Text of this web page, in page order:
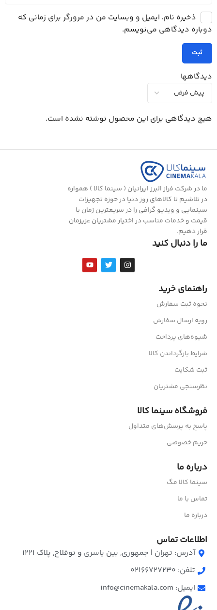
دیدگاهها
هیچ دیدگاهی برای این محصول نوشته نشده است.
ذخیره نام، ایمیل و وبسایت من در مرورگر برای زمانی که
دوباره دیدگاهی می‌نویسم.
ما در شرکت فراز البرز ایرانیان ( سینما کالا ) همواره
در تلاشیم تا کالاهای روز دنیا در حوزه تجهیزات
سینمایی و ویدیو گرافی را در سریعترین زمان با
قیمت و خدمات مناسب در اختیار مشتریان عزیزمان
قرار دهیم.
ما را دنبال کنید
راهنمای خرید
نحوه ثبت سفارش
رویه ارسال سفارش
شیوه‌های پرداخت
شرایط بازگرداندن کالا
ثبت شکایت
نظرسنجی مشتریان
فروشگاه سینما کالا
پاسخ به پرسش‌های متداول
حریم خصوصی
درباره ما
سینما کالا مگ
تماس با ما
درباره ما
اطلاعات تماس
آدرس: تهران | جمهوری, بین یاسری و نوفلاح, پلاک ۱۲۲۱
تلفن: 02166727230
ایمیل: info@cinemakala.com